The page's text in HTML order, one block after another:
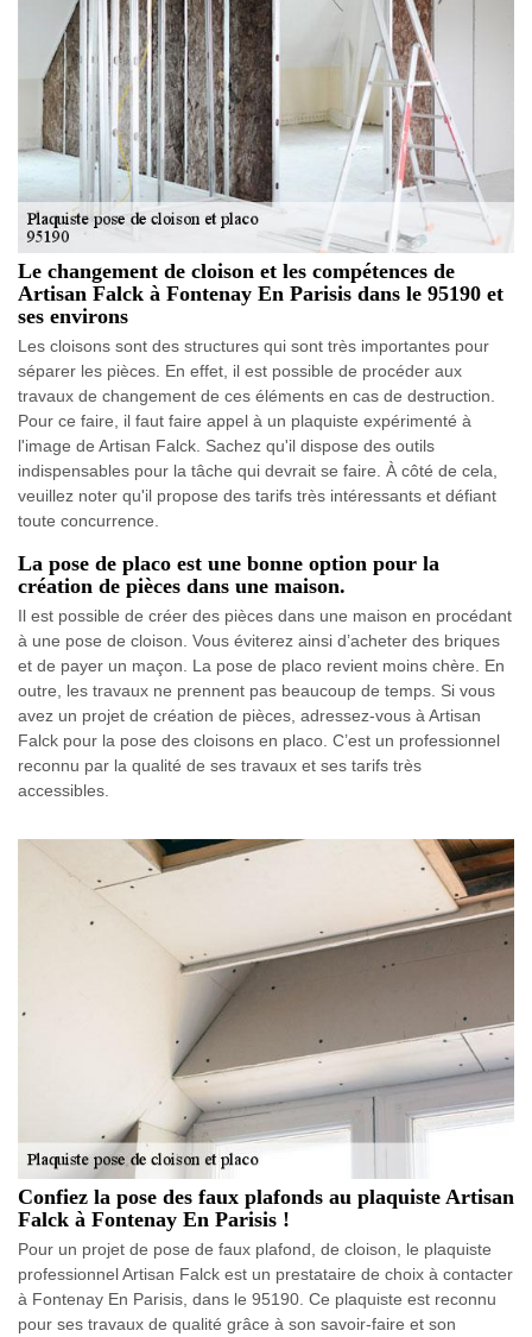
Le changement de cloison et les compétences de
Artisan Falck à Fontenay En Parisis dans le 95190 et
ses environs
Les cloisons sont des structures qui sont très importantes pour
séparer les pièces. En effet, il est possible de procéder aux
travaux de changement de ces éléments en cas de destruction.
Pour ce faire, il faut faire appel à un plaquiste expérimenté à
l'image de Artisan Falck. Sachez qu'il dispose des outils
indispensables pour la tâche qui devrait se faire. À côté de cela,
veuillez noter qu'il propose des tarifs très intéressants et défiant
toute concurrence.
La pose de placo est une bonne option pour la
création de pièces dans une maison.
Il est possible de créer des pièces dans une maison en procédant
à une pose de cloison. Vous éviterez ainsi d’acheter des briques
et de payer un maçon. La pose de placo revient moins chère. En
outre, les travaux ne prennent pas beaucoup de temps. Si vous
avez un projet de création de pièces, adressez-vous à Artisan
Falck pour la pose des cloisons en placo. C’est un professionnel
reconnu par la qualité de ses travaux et ses tarifs très
accessibles.
Confiez la pose des faux plafonds au plaquiste Artisan
Falck à Fontenay En Parisis !
Pour un projet de pose de faux plafond, de cloison, le plaquiste
professionnel Artisan Falck est un prestataire de choix à contacter
à Fontenay En Parisis, dans le 95190. Ce plaquiste est reconnu
pour ses travaux de qualité grâce à son savoir-faire et son